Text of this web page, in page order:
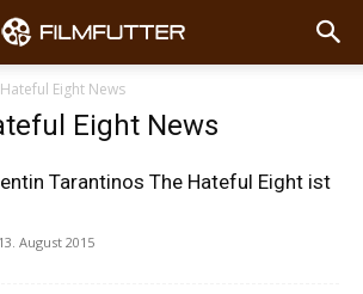
Eight News
Eight News
Tarantinos The Hateful Eight ist
13. August 2015